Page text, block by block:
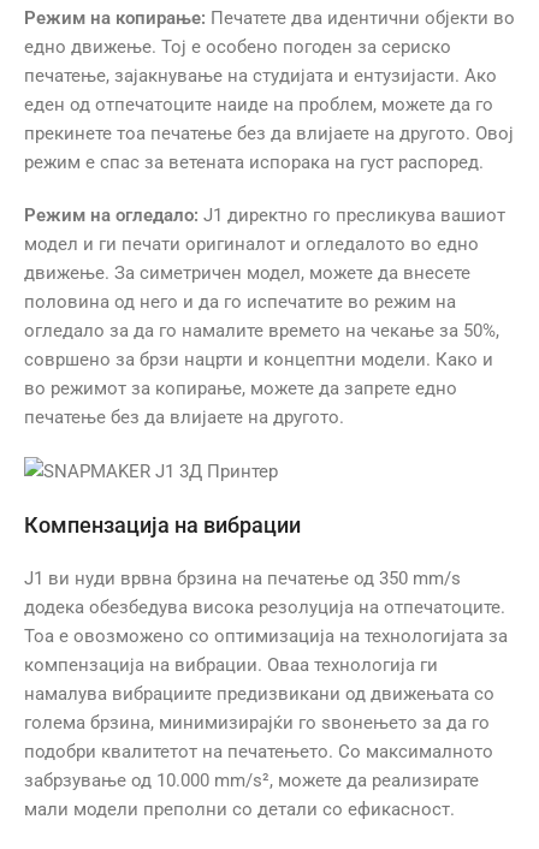
Режим на копирање: Печатете два идентични објекти во
едно движење. Тој е особено погоден за сериско
печатење, зајакнување на студијата и ентузијасти. Ако
еден од отпечатоците наиде на проблем, можете да го
прекинете тоа печатење без да влијаете на другото. Овој
режим е спас за ветената испорака на густ распоред.
Режим на огледало: J1 директно го пресликува вашиот
модел и ги печати оригиналот и огледалото во едно
движење. За симетричен модел, можете да внесете
половина од него и да го испечатите во режим на
огледало за да го намалите времето на чекање за 50%,
совршено за брзи нацрти и концептни модели. Како и
во режимот за копирање, можете да запрете едно
печатење без да влијаете на другото.
Компензација на вибрации
J1 ви нуди врвна брзина на печатење од 350 mm/s
додека обезбедува висока резолуција на отпечатоците.
Тоа е овозможено со оптимизација на технологијата за
компензација на вибрации. Оваа технологија ги
намалува вибрациите предизвикани од движењата со
голема брзина, минимизирајќи го ѕвонењето за да го
подобри квалитетот на печатењето. Со максималното
забрзување од 10.000 mm/s², можете да реализирате
мали модели преполни со детали со ефикасност.